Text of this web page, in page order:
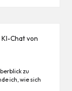
Chat von
zu
ich, wie sich